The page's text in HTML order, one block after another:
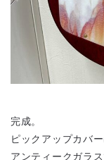
完成。
ピックアップカバ
アンティークガラ